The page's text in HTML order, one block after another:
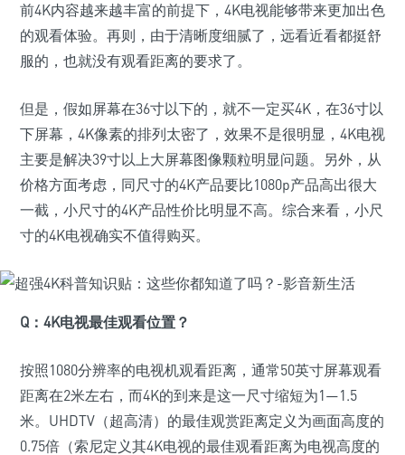
前4K内容越来越丰富的前提下，4K电视能够带来更加出色
的观看体验。再则，由于清晰度细腻了，远看近看都挺舒
服的，也就没有观看距离的要求了。
但是，假如屏幕在36寸以下的，就不一定买4K，在36寸以
下屏幕，4K像素的排列太密了，效果不是很明显，4K电视
主要是解决39寸以上大屏幕图像颗粒明显问题。另外，从
价格方面考虑，同尺寸的4K产品要比1080p产品高出很大
一截，小尺寸的4K产品性价比明显不高。综合来看，小尺
寸的4K电视确实不值得购买。
Q： 4K电视最佳观看位置？
按照1080分辨率的电视机观看距离，通常50英寸屏幕观看
距离在2米左右，而4K的到来是这一尺寸缩短为1—1.5
米。UHDTV（超高清）的最佳观赏距离定义为画面高度的
0.75倍（索尼定义其4K电视的最佳观看距离为电视高度的